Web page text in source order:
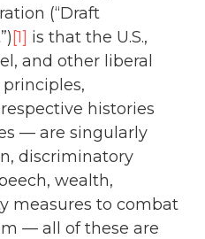
(“Draft
[1] is that the U.S.,
and other liberal
histories
— are singularly
discriminatory
wealth,
measures to combat
— all of these are